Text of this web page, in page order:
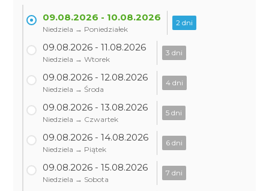
09.08.2026 - 10.08.2026
Niedziela → Poniedziałek
2 dni
09.08.2026 - 11.08.2026
Niedziela → Wtorek
3 dni
09.08.2026 - 12.08.2026
Niedziela → Środa
4 dni
09.08.2026 - 13.08.2026
Niedziela → Czwartek
5 dni
09.08.2026 - 14.08.2026
Niedziela → Piątek
6 dni
09.08.2026 - 15.08.2026
Niedziela → Sobota
7 dni